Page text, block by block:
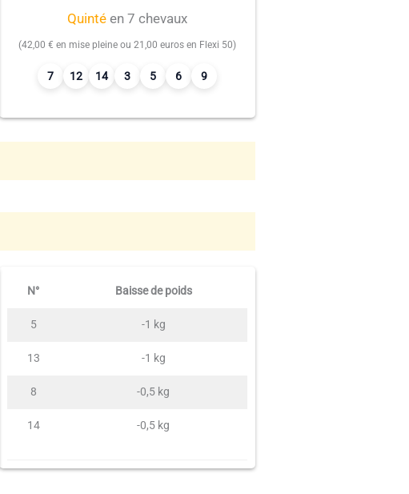
Quinté en 7 chevaux
(42,00 € en mise pleine ou 21,00 euros en Flexi 50)
7 12 14 3 5 6 9
N° Baisse de poids
5 -1 kg
13 -1 kg
8 -0,5 kg
14 -0,5 kg